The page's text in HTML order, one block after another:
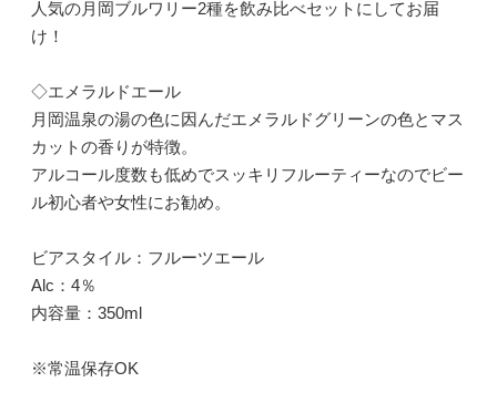
人気の月岡ブルワリー2種を飲み比べセットにしてお届
け！
◇エメラルドエール
月岡温泉の湯の色に因んだエメラルドグリーンの色とマス
カットの香りが特徴。
アルコール度数も低めでスッキリフルーティーなのでビー
ル初心者や女性にお勧め。
ビアスタイル：フルーツエール
Alc：4％
内容量：350ml
※常温保存OK